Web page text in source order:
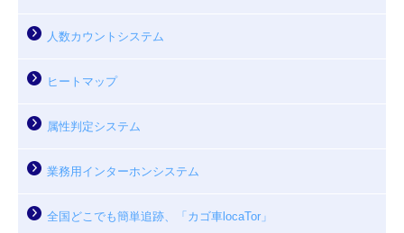
人数カウントシステム
ヒートマップ
属性判定システム
業務用インターホンシステム
全国どこでも簡単追跡、「カゴ車locaTor」